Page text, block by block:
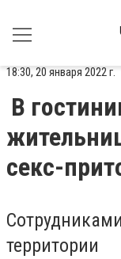
18:30, 20 января 2022 г.
В
секс-